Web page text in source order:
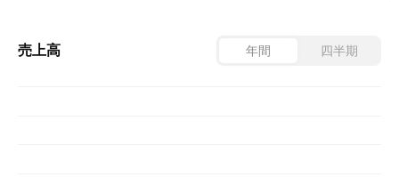
売上高 年間 四半期